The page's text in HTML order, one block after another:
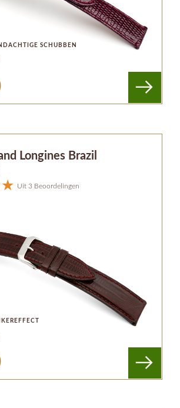
SCHUBBEN
Longines Brazil
Uit 3 Beoordelingen